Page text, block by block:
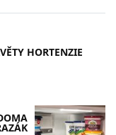
HORTENZIE